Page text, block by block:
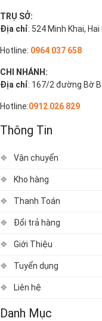
TRỤ SỞ:
Địa chỉ: 524 Minh Khai,
Hotline: 0964 037 658
CHI NHÁNH:
Địa chỉ: 167/2 đường Bờ
Hotline:0912 026 829
Thông Tin
Vận chuyển
Kho hàng
Thanh Toán
Đổi trả hàng
Giới Thiệu
Tuyển dụng
Liên hệ
Danh Mục